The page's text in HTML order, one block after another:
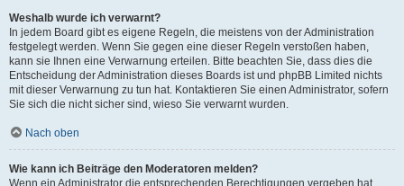
Weshalb wurde ich verwarnt?
In jedem Board gibt es eigene Regeln, die meistens von der Administration
festgelegt werden. Wenn Sie gegen eine dieser Regeln verstoßen haben,
kann sie Ihnen eine Verwarnung erteilen. Bitte beachten Sie, dass dies die
Entscheidung der Administration dieses Boards ist und phpBB Limited nichts
mit dieser Verwarnung zu tun hat. Kontaktieren Sie einen Administrator, sofern
Sie sich die nicht sicher sind, wieso Sie verwarnt wurden.
Nach oben
Wie kann ich Beiträge den Moderatoren melden?
Wenn ein Administrator die entsprechenden Berechtigungen vergeben hat,